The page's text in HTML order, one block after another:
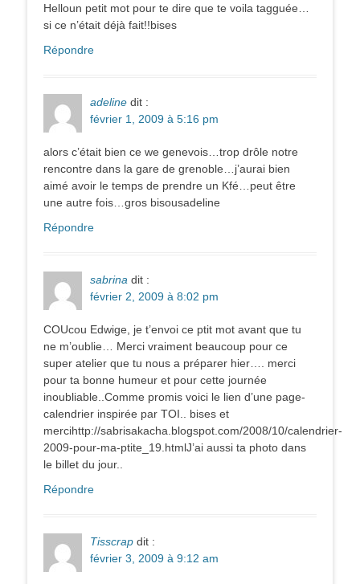
Helloun petit mot pour te dire que te voila tagguée…
si ce n’était déjà fait!!bises
Répondre
adeline dit :
février 1, 2009 à 5:16 pm
alors c’était bien ce we genevois…trop drôle notre
rencontre dans la gare de grenoble…j’aurai bien
aimé avoir le temps de prendre un Kfé…peut être
une autre fois…gros bisousadeline
Répondre
sabrina dit :
février 2, 2009 à 8:02 pm
COUcou Edwige, je t’envoi ce ptit mot avant que tu
ne m’oublie… Merci vraiment beaucoup pour ce
super atelier que tu nous a préparer hier…. merci
pour ta bonne humeur et pour cette journée
inoubliable..Comme promis voici le lien d’une page-
calendrier inspirée par TOI.. bises et
mercihttp://sabrisakacha.blogspot.com/2008/10/calendrier-
2009-pour-ma-ptite_19.htmlJ’ai aussi ta photo dans
le billet du jour..
Répondre
Tisscrap dit :
février 3, 2009 à 9:12 am